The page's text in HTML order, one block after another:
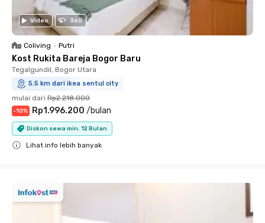
Video 360
Coliving • Putri
Kost Rukita Bareja Bogor Baru
Tegalgundil, Bogor Utara
5.5 km dari ikea sentul city
mulai dari Rp2.218.000
-10% Rp1.996.200 /bulan
Diskon sewa min. 12 Bulan
Lihat info lebih banyak